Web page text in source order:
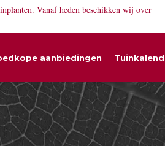
Vanaf heden beschikken wij over
aanbiedingen